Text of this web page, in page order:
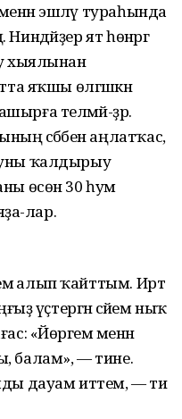
эшләү тураһында
ят һөнәргә
хыялынан
яҡшы өлгәшкән
теләмәй-ҙәр.
сәбәбен аңлатҡас,
уны ҡалдырыу
өсөн 30 һум
лар.
алып ҡайттым. Иртә
үҫтергән әсәйем ныҡ
«Йөрәгем менән
балам», — тине.
дауам иттем, — ти